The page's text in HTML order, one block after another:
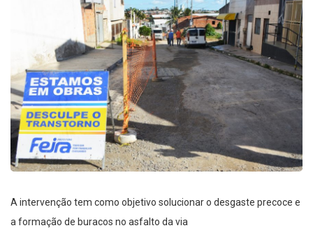
A intervenção tem como objetivo solucionar o desgaste precoce e
a formação de buracos no asfalto da via